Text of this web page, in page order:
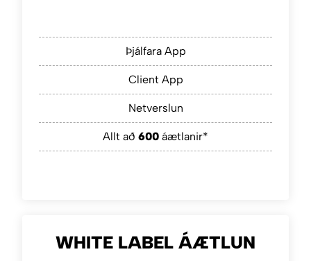
Þjálfara App
Client App
Netverslun
Allt að 600 áætlanir*
WHITE LABEL ÁÆTLUN